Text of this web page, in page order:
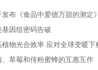
因组密码告破
草莓和传粉蜜蜂的互惠互作